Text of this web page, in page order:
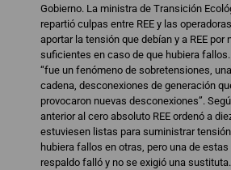
Gobierno. La ministra de Transición
repartió culpas entre REE y las
aportar la tensión que debían y a REE por
suficientes en caso de que hubiera
“fue un fenómeno de sobretensiones,
cadena, desconexiones de generación
provocaron nuevas desconexiones”.
anterior al cero absoluto REE ordenó a
estuviesen listas para suministrar
hubiera fallos en otras, pero una de
respaldo falló y no se exigió una